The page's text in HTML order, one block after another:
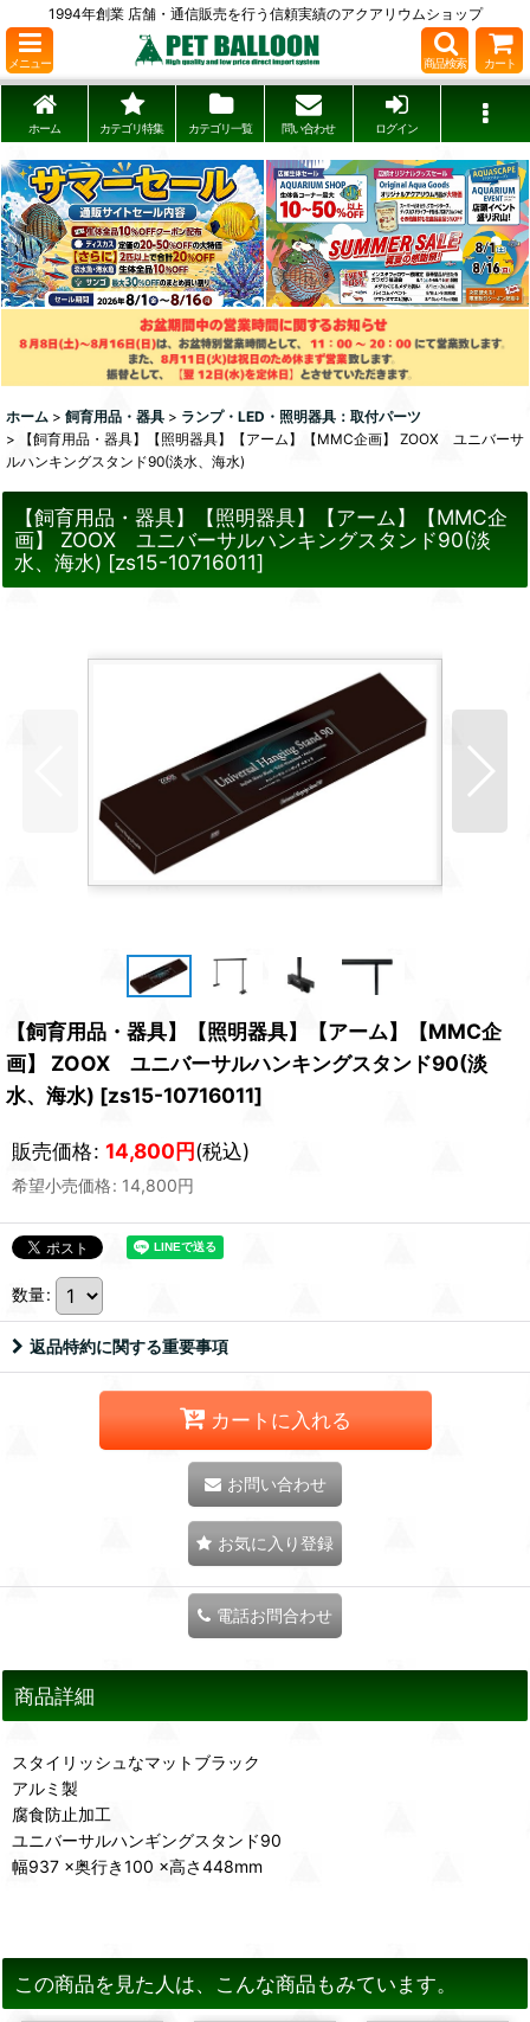
1994年創業 店舗・通信販売を行う信頼実績のアクアリウムショップ
メニュー 商品検索 カート
ホーム カテゴリ特集 カテゴリ一覧 問い合わせ ログイン
ホーム > 飼育用品・器具 > ランプ・LED・照明器具：取付パーツ
>
【飼育用品・器具】【照明器具】【アーム】【MMC企画】 ZOOX ユニバーサ
ルハンキングスタンド90(淡水、海水)
【飼育用品・器具】【照明器具】【アーム】【MMC企
画】 ZOOX ユニバーサルハンキングスタンド90(淡
水、海水) [zs15-10716011]
【飼育用品・器具】【照明器具】【アーム】【MMC企
画】 ZOOX ユニバーサルハンキングスタンド90(淡
水、海水) [zs15-10716011]
販売価格: 14,800円(税込)
希望小売価格: 14,800円
数量:
返品特約に関する重要事項
カートに入れる
お問い合わせ
お気に入り登録
電話お問合わせ
商品詳細
スタイリッシュなマットブラック
アルミ製
腐食防止加工
ユニバーサルハンギングスタンド90
幅937 ×奥行き100 ×高さ448mm
この商品を見た人は、こんな商品もみています。